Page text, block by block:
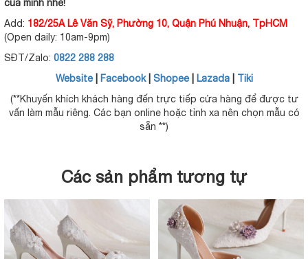
của mình nhé!
Add: 182/25A Lê Văn Sỹ, Phường 10, Quận Phú Nhuận, TpHCM
(Open daily: 10am-9pm)
SĐT/Zalo: 0822 288 288
Website| Facebook Shopee| Lazada
Tiki
(**Khuyến khích khách hàng đến trực tiếp cửa hàng để được tư
vấn làm mẫu riêng. Các bạn online hoặc tỉnh xa nên chọn mẫu có
sẵn **)
Các sản phẩm tương tự